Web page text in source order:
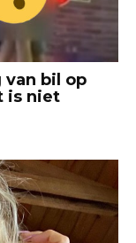
bil op
is niet